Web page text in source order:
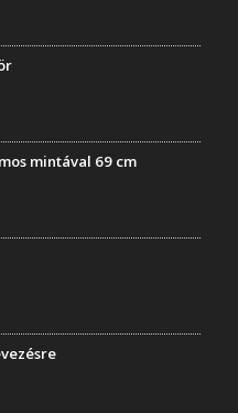
mintával 69 cm